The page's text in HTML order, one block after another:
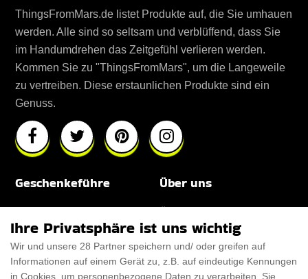
ThingsFromMars.de listet Produkte auf, die Sie umhauen
werden. Alle sind so seltsam und verblüffend, dass Sie
im Handumdrehen das Zeitgefühl verlieren werden.
Kommen Sie zu "ThingsFromMars", um die Langeweile
zu vertreiben. Diese erstaunlichen Produkte sind ein
Genuss.
Geschenkeführe
Für Haustiere
Über uns
Rabattcode
Ihre Privatsphäre ist uns wichtig
Wir und unsere 28 Partner speichern und/ oder greifen auf
Informationen auf einem Gerät zu, z.B. auf eindeutige Kennungen
in Cookies, um personenbezogene Daten zu verarbeiten. Sie